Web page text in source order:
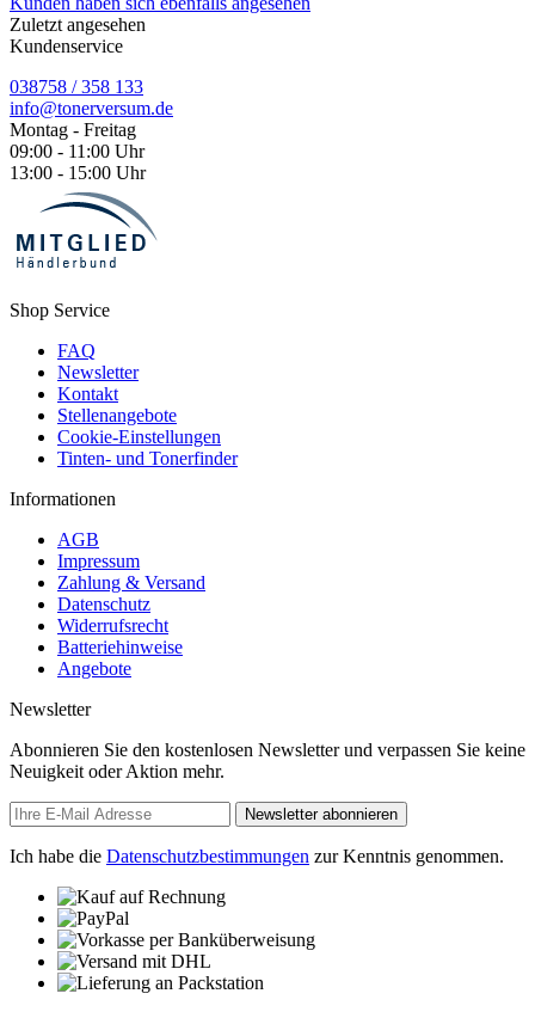
Zuletzt angesehen
Kundenservice
038758 / 358 133
info@tonerversum.de
Montag - Freitag
09:00 - 11:00 Uhr
13:00 - 15:00 Uhr
Shop Service
FAQ
Newsletter
Kontakt
Stellenangebote
Cookie-Einstellungen
Tinten- und Tonerfinder
Informationen
AGB
Impressum
Zahlung & Versand
Datenschutz
Widerrufsrecht
Batteriehinweise
Angebote
Newsletter
Abonnieren Sie den kostenlosen Newsletter und verpassen Sie keine
Neuigkeit oder Aktion mehr.
Newsletter abonnieren
Ich habe die Datenschutzbestimmungen zur Kenntnis genommen.